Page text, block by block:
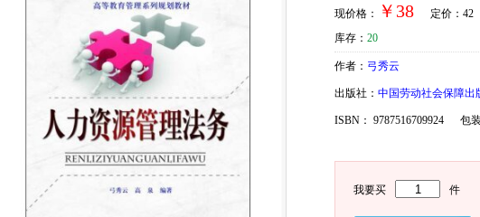
密 码
登录
密 码
确认密码
注册 登录
现价格： ￥38 定价：42
库存： 20
作者： 弓秀云
出版社： 中国劳动社会保障出
ISBN： 9787516709924 包装
我要买 件